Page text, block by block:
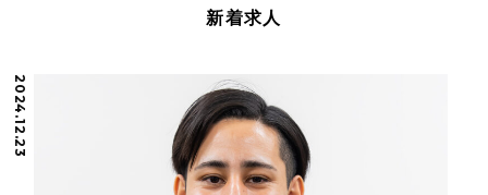
新着求人
2024.12.23